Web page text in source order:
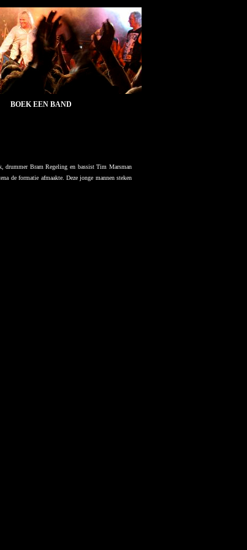
BOEK EEN BAND
drummer Bram Regeling en bassist Tim Marsman
de formatie afmaakte. Deze jonge mannen steken